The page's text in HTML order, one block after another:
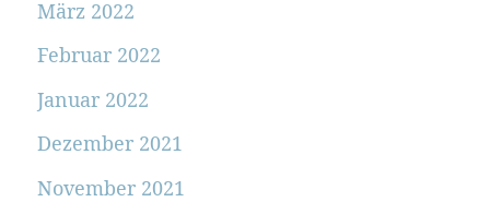
März 2022
Februar 2022
Januar 2022
Dezember 2021
November 2021